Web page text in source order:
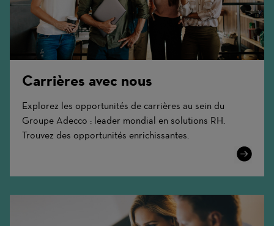
Carrières avec nous
Explorez les opportunités de carrières au sein du
Groupe Adecco : leader mondial en solutions RH.
Trouvez des opportunités enrichissantes.
Learn